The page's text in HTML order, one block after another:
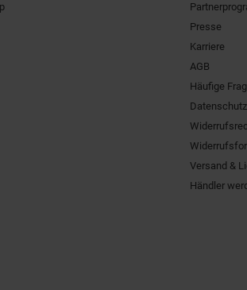
Presse
Karriere
AGB
Häufige
Datenschutz
Versand &
Händler